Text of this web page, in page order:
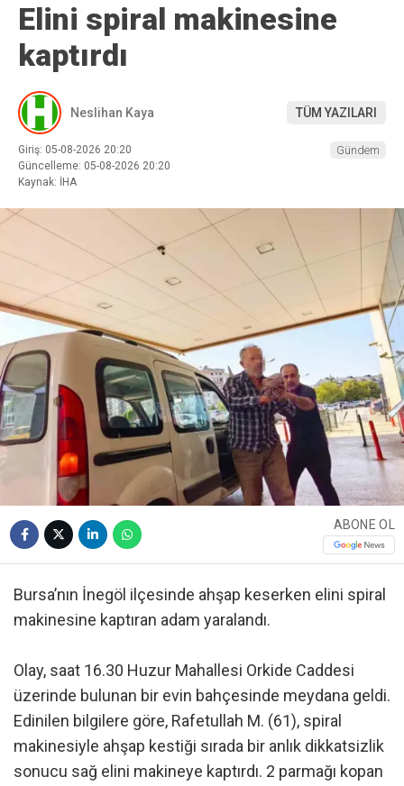
Elini spiral makinesine
kaptırdı
Neslihan Kaya TÜM YAZILARI
Giriş: 05-08-2026 20:20
Güncelleme: 05-08-2026 20:20
Kaynak: İHA
Gündem
ABONE OL
Bursa’nın İnegöl ilçesinde ahşap keserken elini spiral
makinesine kaptıran adam yaralandı.
Olay, saat 16.30 Huzur Mahallesi Orkide Caddesi
üzerinde bulunan bir evin bahçesinde meydana geldi.
Edinilen bilgilere göre, Rafetullah M. (61), spiral
makinesiyle ahşap kestiği sırada bir anlık dikkatsizlik
sonucu sağ elini makineye kaptırdı. 2 parmağı kopan